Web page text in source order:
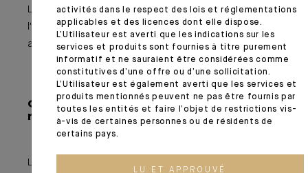
L'économie mexicaine bénéficiera également de
l'augmentation des transferts effectués par les migrants
aux États-Unis vers le Mexique (3% du PIB mexicain).
Conclu sion : La relance avec un R
majuscule
Les espoirs de reprise de la consommation américaine
activités dans le respect des lois et réglementations
applicables et des licences dont elle dispose.
L’Utilisateur est averti que les indications sur les
services et produits sont fournies à titre purement
informatif et ne sauraient être considérées comme
constitutives d’une offre ou d’une sollicitation.
L’Utilisateur est également averti que les services et
produits mentionnés peuvent ne pas être fournis par
toutes les entités et faire l’objet de restrictions vis-
à-vis de certaines personnes ou de résidents de
certains pays.
LU ET APPROUVÉ